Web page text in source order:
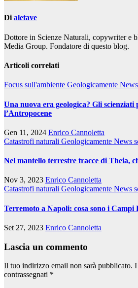
Dialetave
Dottore in Scienze Naturali, copywriter e
Media Group. Fondatore di questo blog.
Articoli correlati
Focus sull'ambiente Geologicamente
Una nuova era geologica? Gli scienziati
l’Antropocene
Gen 11, 2024 Enrico Cannoletta
Catastrofi naturali Geologicamente News
Nel mantello terrestre tracce di Theia,
Nov 3, 2023 Enrico Cannoletta
Catastrofi naturali Geologicamente News
Terremoto a Napoli: cosa sono i Campi
Set 27, 2023 Enrico Cannoletta
Lascia un commento
Il tuo indirizzo email non sarà pubblicato. I
contrassegnati *